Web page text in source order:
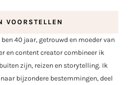
VOORSTELLEN
40 jaar, getrouwd en moeder van
en content creator combineer ik
zijn, reizen en storytelling. Ik
bijzondere bestemmingen, deel